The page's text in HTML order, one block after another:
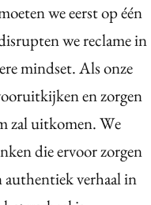
we eerst op één
we reclame in
mindset. Als onze
en zorgen
zal uitkomen. We
die ervoor zorgen
authentiek verhaal in